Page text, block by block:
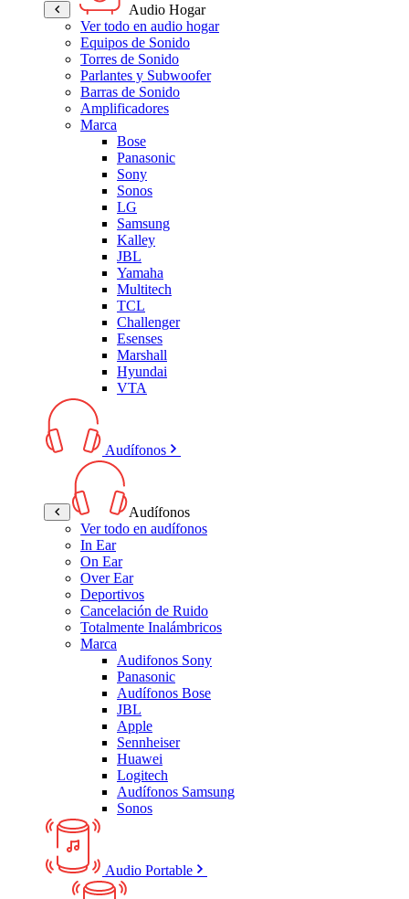
Audio Hogar
Ver todo en audio hogar
Equipos de Sonido
Torres de Sonido
Parlantes y Subwoofer
Barras de Sonido
Amplificadores
Marca
Bose
Panasonic
Sony
Sonos
LG
Samsung
Kalley
JBL
Yamaha
Multitech
TCL
Challenger
Esenses
Marshall
Hyundai
VTA
Audífonos
Audífonos
Ver todo en audífonos
In Ear
On Ear
Over Ear
Deportivos
Cancelación de Ruido
Totalmente Inalámbricos
Marca
Audifonos Sony
Panasonic
Audífonos Bose
JBL
Apple
Sennheiser
Huawei
Logitech
Audífonos Samsung
Sonos
Audio Portable